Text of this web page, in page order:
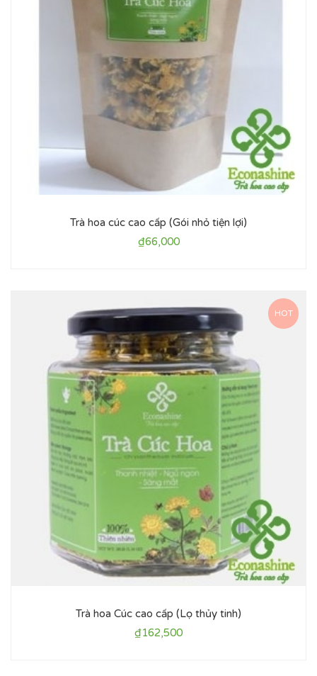
Trà hoa cúc cao cấp (Gói nhỏ tiện lợi)
₫66,000
HOT
Trà hoa Cúc cao cấp (Lọ thủy tinh)
₫162,500